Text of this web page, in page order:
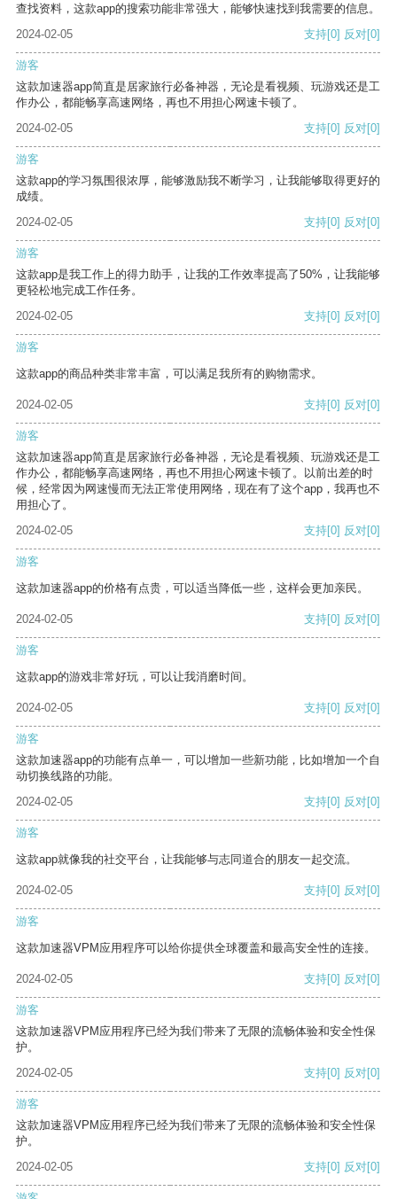
查找资料，这款app的搜索功能非常强大，能够快速找到我需要的信息。
2024-02-05
支持[0] 反对[0]
游客
这款加速器app简直是居家旅行必备神器，无论是看视频、玩游戏还是工
作办公，都能畅享高速网络，再也不用担心网速卡顿了。
2024-02-05
支持[0] 反对[0]
游客
这款app的学习氛围很浓厚，能够激励我不断学习，让我能够取得更好的
成绩。
2024-02-05
支持[0] 反对[0]
游客
这款app是我工作上的得力助手，让我的工作效率提高了50%，让我能够
更轻松地完成工作任务。
2024-02-05
支持[0] 反对[0]
游客
这款app的商品种类非常丰富，可以满足我所有的购物需求。
2024-02-05 支持[0] 反对[0]
游客
这款加速器app简直是居家旅行必备神器，无论是看视频、玩游戏还是工
作办公，都能畅享高速网络，再也不用担心网速卡顿了。以前出差的时
候，经常因为网速慢而无法正常使用网络，现在有了这个app，我再也不
用担心了。
2024-02-05
支持[0] 反对[0]
游客
这款加速器app的价格有点贵，可以适当降低一些，这样会更加亲民。
2024-02-05 支持[0] 反对[0]
游客
这款app的游戏非常好玩，可以让我消磨时间。
2024-02-05 支持[0] 反对[0]
游客
这款加速器app的功能有点单一，可以增加一些新功能，比如增加一个自
动切换线路的功能。
2024-02-05
支持[0] 反对[0]
游客
这款app就像我的社交平台，让我能够与志同道合的朋友一起交流。
2024-02-05 支持[0] 反对[0]
游客
这款加速器VPM应用程序可以给你提供全球覆盖和最高安全性的连接。
2024-02-05 支持[0] 反对[0]
游客
这款加速器VPM应用程序已经为我们带来了无限的流畅体验和安全性保
护。
2024-02-05
支持[0] 反对[0]
游客
这款加速器VPM应用程序已经为我们带来了无限的流畅体验和安全性保
护。
2024-02-05
支持[0] 反对[0]